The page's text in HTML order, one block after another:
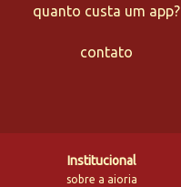
quanto custa um app?
contato
Institucional
sobre a aioria